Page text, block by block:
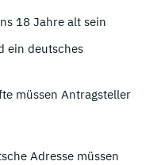
18 Jahre alt sein
ein deutsches
müssen Antragsteller
Adresse müssen